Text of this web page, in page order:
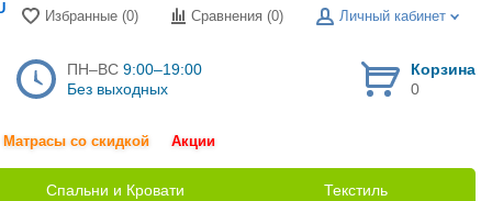
Избранные (0) Сравнения (0) Личный кабинет
ПН–ВС 9:00–19:00
Без выходных
Корзина
0
Матрасы со скидкой Акции
Спальни и Кровати Текстиль